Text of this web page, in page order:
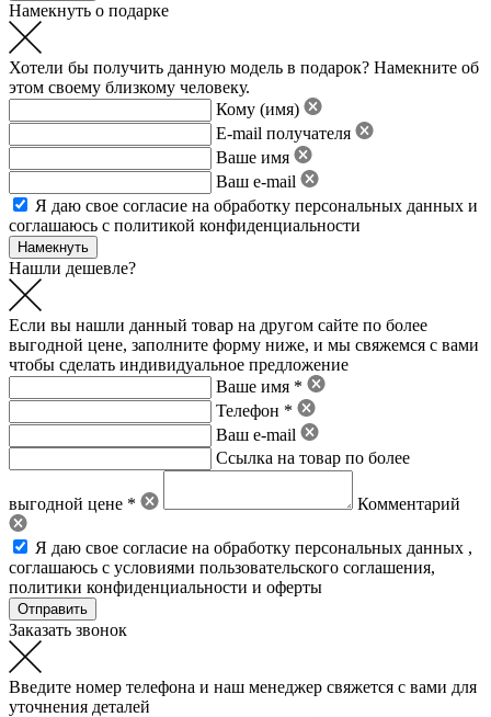
Намекнуть о подарке
Хотели бы получить данную модель в подарок? Намекните об
этом своему близкому человеку.
Кому (имя)
E-mail получателя
Ваше имя
Ваш e-mail
Я даю свое согласие на обработку персональных данных и
соглашаюсь с политикой конфиденциальности
Нашли дешевле?
Если вы нашли данный товар на другом сайте по более
выгодной цене, заполните форму ниже, и мы свяжемся с вами
чтобы сделать индивидуальное предложение
Ваше имя *
Телефон *
Ваш e-mail
Ссылка на товар по более
выгодной цене * Комментарий
Я даю свое согласие на обработку персональных данных ,
соглашаюсь с условиями пользовательского соглашения,
политики конфиденциальности и оферты
Заказать звонок
Введите номер телефона и наш менеджер свяжется с вами для
уточнения деталей